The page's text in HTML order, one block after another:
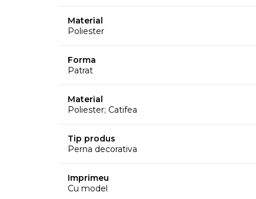
Material
Poliester
Forma
Patrat
Material
Poliester; Catifea
Tip produs
Perna decorativa
Imprimeu
Cu model